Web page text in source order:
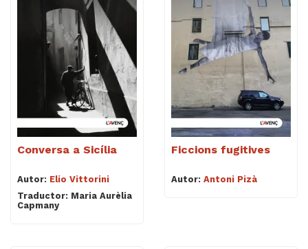
Conversa a Sicília
Autor: Elio Vittorini
Traductor: Maria Aurèlia
Capmany
Ficcions fugitives
Autor: Antoni Pizà